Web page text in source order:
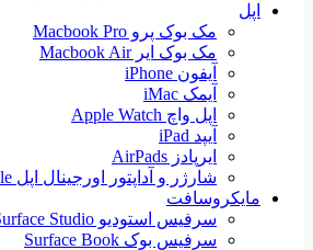
اپل
مک بوک پرو Macbook Pro
مک بوک ایر Macbook Air
آیفون iPhone
آیمک iMac
اپل واچ Apple Watch
آیپد iPad
ایرپادز AirPads
شارژر و آداپتور اورجینال اپل Apple
مایکروسافت
سرفیس استودیو Surface Studio
سرفیس بوک Surface Book